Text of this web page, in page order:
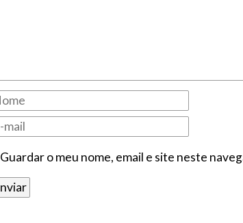
Guardar o meu nome, email e site neste